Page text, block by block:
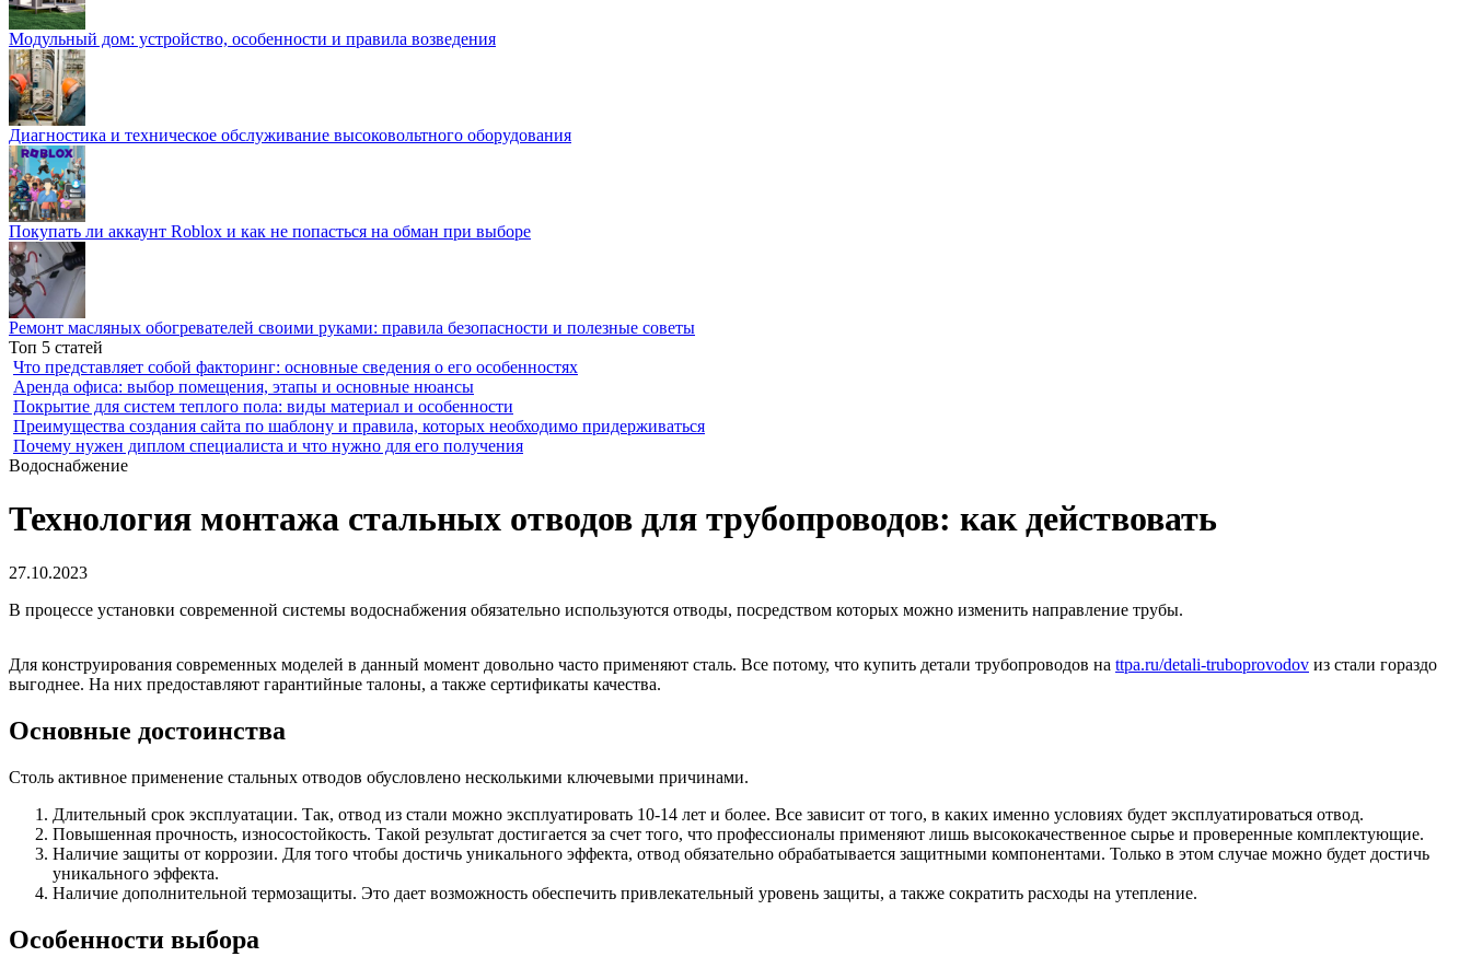
Модульный дом: устройство, особенности и правила возведения
Диагностика и техническое обслуживание высоковольтного оборудования
Покупать ли аккаунт Roblox и как не попасться на обман при выборе
Ремонт масляных обогревателей своими руками: правила безопасности и полезные советы
Топ 5 статей
Что представляет собой факторинг: основные сведения о его особенностях
Аренда офиса: выбор помещения, этапы и основные нюансы
Покрытие для систем теплого пола: виды материал и особенности
Преимущества создания сайта по шаблону и правила, которых необходимо придерживаться
Почему нужен диплом специалиста и что нужно для его получения
Водоснабжение
Технология монтажа стальных отводов для трубопроводов: как действовать
27.10.2023
В процессе установки современной системы водоснабжения обязательно используются отводы, посредством которых можно изменить направление трубы.
Для конструирования современных моделей в данный момент довольно часто применяют сталь. Все потому, что купить детали трубопроводов на ttpa.ru/detali-truboprovodov из стали гораздо
выгоднее. На них предоставляют гарантийные талоны, а также сертификаты качества.
Основные достоинства
Столь активное применение стальных отводов обусловлено несколькими ключевыми причинами.
Длительный срок эксплуатации. Так, отвод из стали можно эксплуатировать 10-14 лет и более. Все зависит от того, в каких именно условиях будет эксплуатироваться отвод.
Повышенная прочность, износостойкость. Такой результат достигается за счет того, что профессионалы применяют лишь высококачественное сырье и проверенные комплектующие.
Наличие защиты от коррозии. Для того чтобы достичь уникального эффекта, отвод обязательно обрабатывается защитными компонентами. Только в этом случае можно будет достичь
уникального эффекта.
Наличие дополнительной термозащиты. Это дает возможность обеспечить привлекательный уровень защиты, а также сократить расходы на утепление.
Особенности выбора